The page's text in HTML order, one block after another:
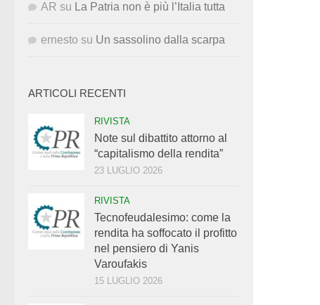
AR su La Patria non è più l’Italia tutta
ernesto su Un sassolino dalla scarpa
ARTICOLI RECENTI
RIVISTA
Note sul dibattito attorno al
“capitalismo della rendita”
23 LUGLIO 2026
RIVISTA
Tecnofeudalesimo: come la
rendita ha soffocato il profitto
nel pensiero di Yanis
Varoufakis
15 LUGLIO 2026